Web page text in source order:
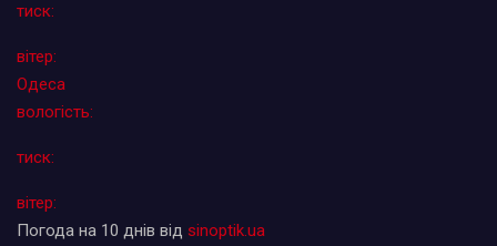
тиск:
вітер:
Одеса
вологість:
тиск:
вітер:
Погода на 10 днів від sinoptik.ua